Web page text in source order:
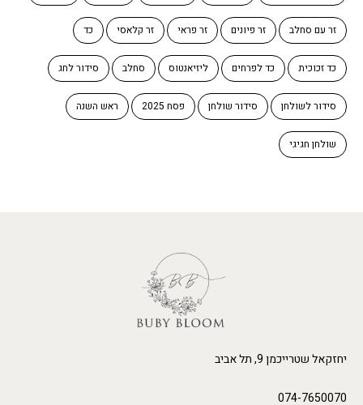
זר עם סחלב זר פיונים זר פראי זר קלאסי כד
כד זכוכית כד לפרחים ליזיאנטוס סחלב סידור לחג
סידור לשולחן סידור שולחן פסח 2025 ראש השנה
שולחן חגיגי
יחזקאל שטרייכמן 9, תל אביב
074-7650070